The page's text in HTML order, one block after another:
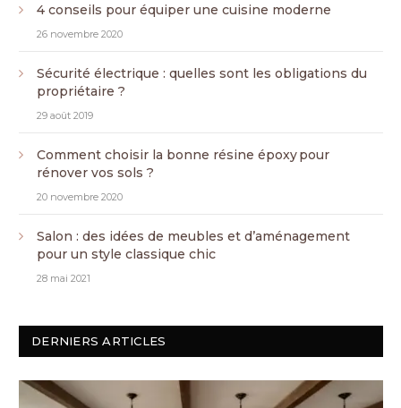
4 conseils pour équiper une cuisine moderne
26 novembre 2020
Sécurité électrique : quelles sont les obligations du
propriétaire ?
29 août 2019
Comment choisir la bonne résine époxy pour
rénover vos sols ?
20 novembre 2020
Salon : des idées de meubles et d’aménagement
pour un style classique chic
28 mai 2021
DERNIERS ARTICLES